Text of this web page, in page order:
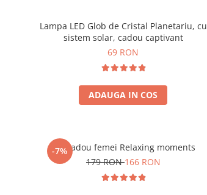
Lampa LED Glob de Cristal Planetariu, cu
sistem solar, cadou captivant
69 RON
ADAUGA IN COS
-7%
Set cadou femei Relaxing moments
179 RON166 RON